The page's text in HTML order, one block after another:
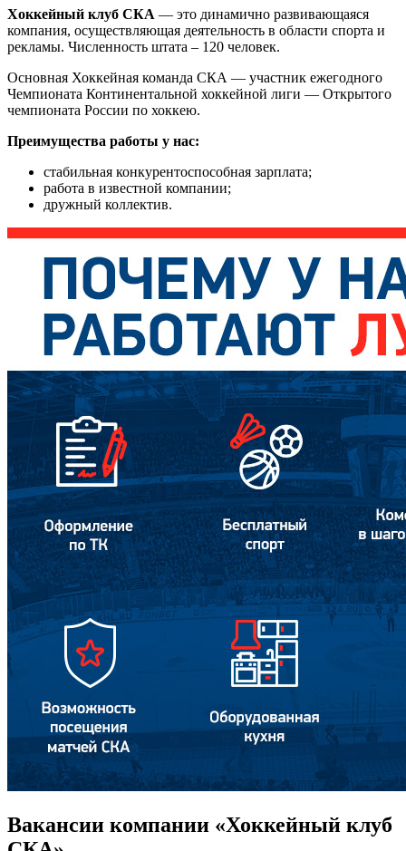
Хоккейный клуб СКА — это динамично развивающаяся
компания, осуществляющая деятельность в области спорта и
рекламы. Численность штата – 120 человек.
Основная Хоккейная команда СКА — участник ежегодного
Чемпионата Континентальной хоккейной лиги — Открытого
чемпионата России по хоккею.
Преимущества работы у нас:
стабильная конкурентоспособная зарплата;
работа в известной компании;
дружный коллектив.
Вакансии компании «Хоккейный клуб